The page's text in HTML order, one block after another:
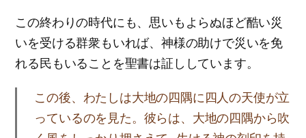
この終わりの時代にも、思いもよらぬほど酷い災
いを受ける群衆もいれば、神様の助けで災いを免
れる民もいることを聖書は証ししています。
この後、わたしは大地の四隅に四人の天使が立
っているのを見た。彼らは、大地の四隅から吹